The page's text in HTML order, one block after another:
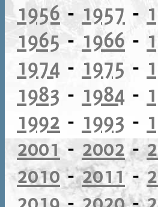
1956- 1957 -
1965- 1966 -
1974 - 1975 -
1983 - 1984 -
1992 - 1993 -
2001-2002-
2010-2011-